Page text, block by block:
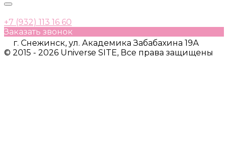
+7 (932) 113 16 60
Заказать звонок
г. Снежинск, ул. Академика Забабахина 19А
© 2015 - 2026 Universe SITE, Все права защищены